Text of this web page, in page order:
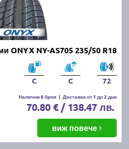
ONYX NY-AS705 235/50 R18
C C 72
Налични 8 броя | Доставка от 1 до 2 дни
70.80 € / 138.47 лв.
виж повече